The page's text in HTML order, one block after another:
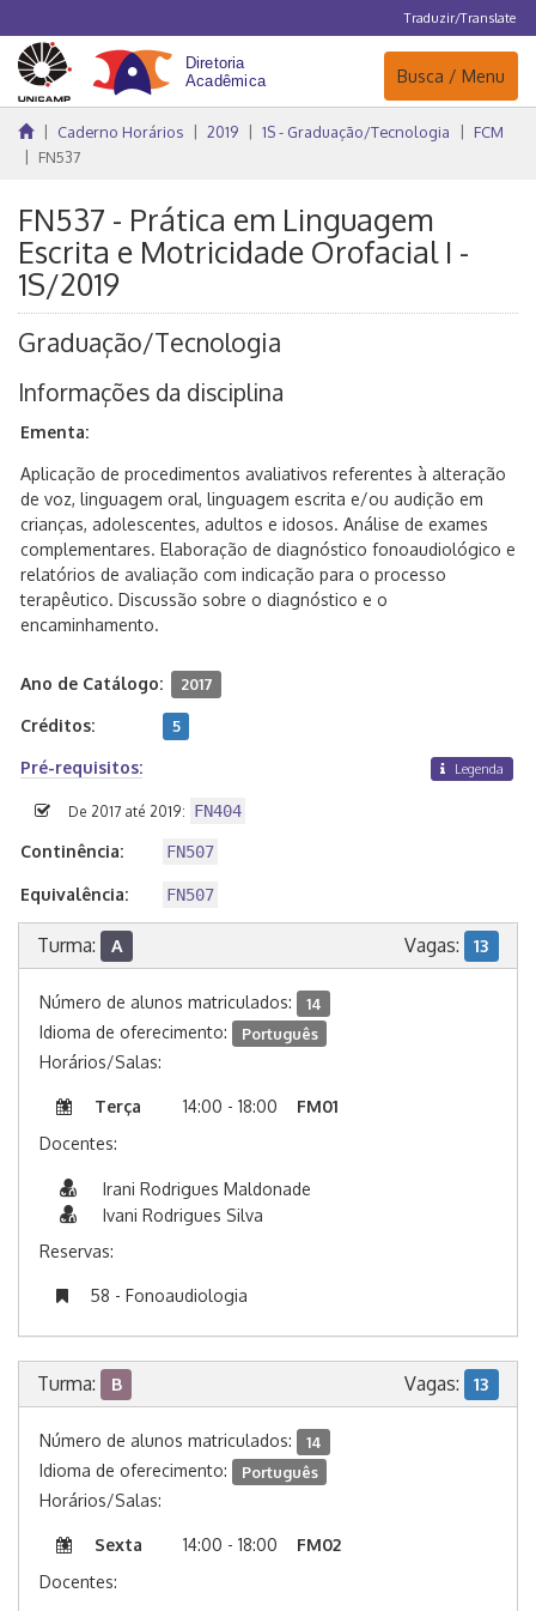
Traduzir/Translate
Navegação
Busca / Menu
Caderno Horários 2019 1S - Graduação/Tecnologia
FCM
FN537
FN537 - Prática em Linguagem
Escrita e Motricidade Orofacial I -
1S/2019
Graduação/Tecnologia
Informações da disciplina
Ementa:
Aplicação de procedimentos avaliativos referentes à alteração
de voz, linguagem oral, linguagem escrita e/ou audição em
crianças, adolescentes, adultos e idosos. Análise de exames
complementares. Elaboração de diagnóstico fonoaudiológico e
relatórios de avaliação com indicação para o processo
terapêutico. Discussão sobre o diagnóstico e o
encaminhamento.
Ano de Catálogo: 2017
Créditos: 5
Pré-requisitos: Legenda
De 2017 até 2019: FN404
Continência: FN507
Equivalência: FN507
Turma: A Vagas: 13
Número de alunos matriculados: 14
Idioma de oferecimento: Português
Horários/Salas:
Terça 14:00 - 18:00
FM01
Docentes:
Irani Rodrigues Maldonade
Ivani Rodrigues Silva
Reservas:
58 - Fonoaudiologia
Turma: B Vagas: 13
Número de alunos matriculados: 14
Idioma de oferecimento: Português
Horários/Salas:
Sexta 14:00 - 18:00
FM02
Docentes: